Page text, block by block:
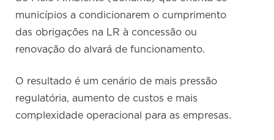
municípios a condicionarem o cumprimento
das obrigações na LR à concessão ou
renovação do alvará de funcionamento.
O resultado é um cenário de mais pressão
regulatória, aumento de custos e mais
complexidade operacional para as empresas.